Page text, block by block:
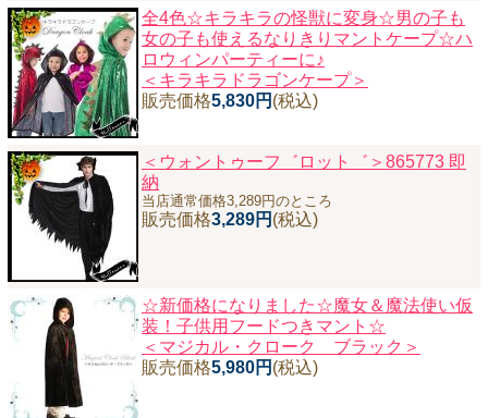
全4色☆キラキラの怪獣に変身☆男の子も
女の子も使えるなりきりマントケープ☆ハ
ロウィンパーティーに♪
＜キラキラドラゴンケープ＞
販売価格5,830円 (税込)
＜ウォントゥーフ゛ロット゛＞865773 即
納
当店通常価格3,289円のところ
販売価格3,289円 (税込)
☆新価格になりました☆魔女＆魔法使い仮
装！子供用フードつきマント☆
＜マジカル・クローク ブラック＞
販売価格5,980円 (税込)
当店は持続可能な開発目標「SDGs」を推進しています。
0120-221-040
電話受付時間：月～金10:00~16:00 ※祝日除く